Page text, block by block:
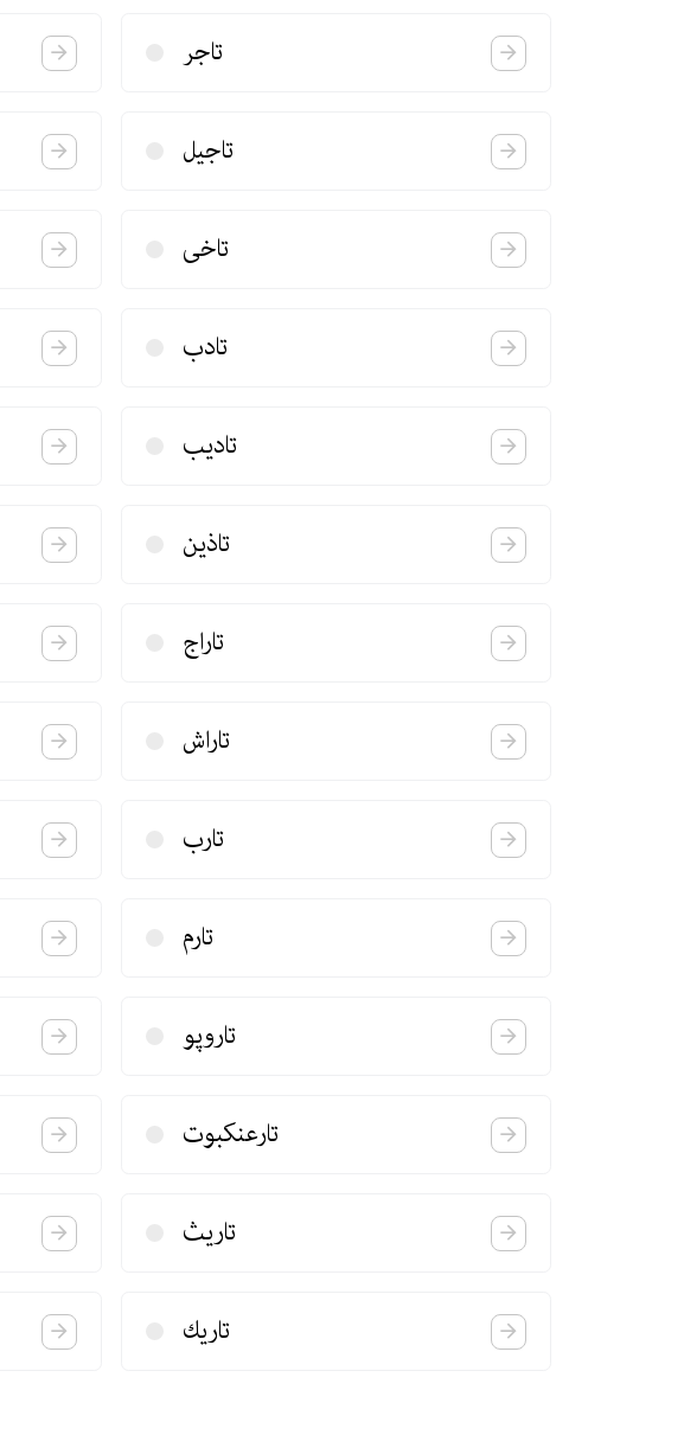
تاجر
تاجیل
تاخی
تادب
تادیب
تاذین
تاراج
تاراش
تارب
تارم
تاروپو
تارعنكبوت
تاریث
تاریك